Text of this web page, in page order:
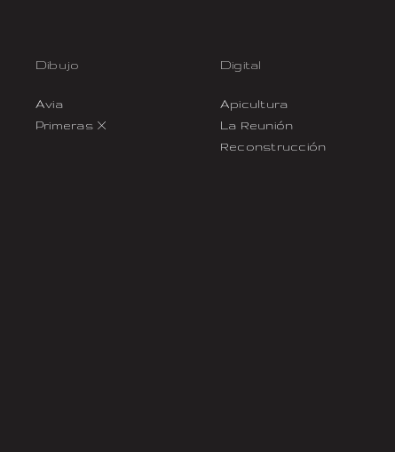
Dibujo
Avia
Primeras X
Digital
Apicultura
La Reunión
Reconstrucción